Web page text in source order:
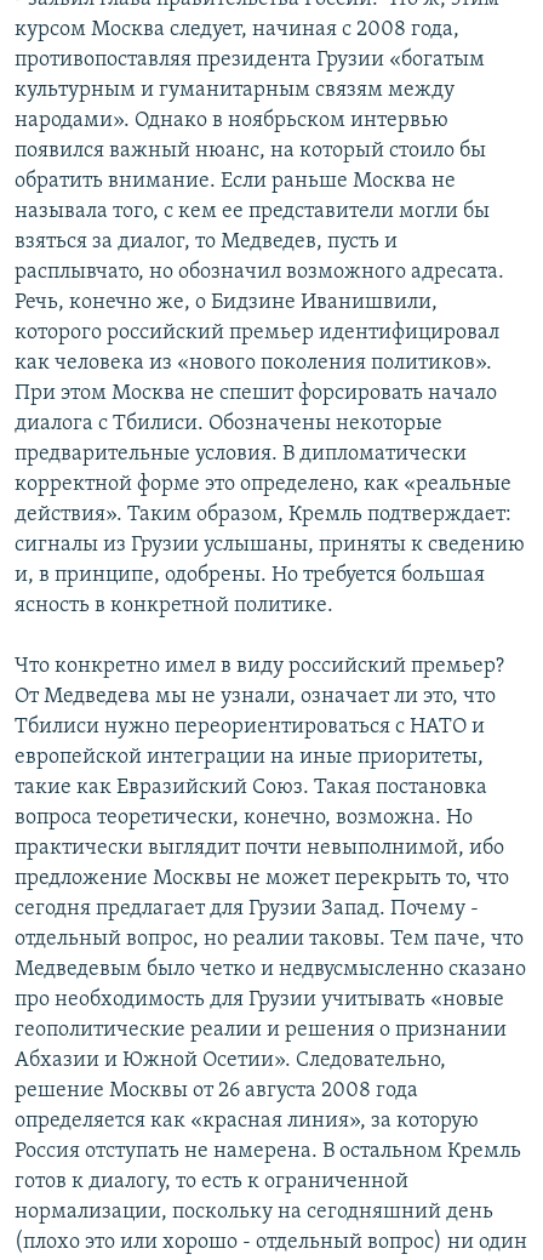
курсом Москва следует, начиная с 2008 года,
противопоставляя президента Грузии «богатым
культурным и гуманитарным связям между
народами». Однако в ноябрьском интервью
появился важный нюанс, на который стоило бы
обратить внимание. Если раньше Москва не
называла того, с кем ее представители могли бы
взяться за диалог, то Медведев, пусть и
расплывчато, но обозначил возможного адресата.
Речь, конечно же, о Бидзине Иванишвили,
которого российский премьер идентифицировал
как человека из «нового поколения политиков».
При этом Москва не спешит форсировать начало
диалога с Тбилиси. Обозначены некоторые
предварительные условия. В дипломатически
корректной форме это определено, как «реальные
действия». Таким образом, Кремль подтверждает:
сигналы из Грузии услышаны, приняты к сведению
и, в принципе, одобрены. Но требуется большая
ясность в конкретной политике.
Что конкретно имел в виду российский премьер?
От Медведева мы не узнали, означает ли это, что
Тбилиси нужно переориентироваться с НАТО и
европейской интеграции на иные приоритеты,
такие как Евразийский Союз. Такая постановка
вопроса теоретически, конечно, возможна. Но
практически выглядит почти невыполнимой, ибо
предложение Москвы не может перекрыть то, что
сегодня предлагает для Грузии Запад. Почему -
отдельный вопрос, но реалии таковы. Тем паче, что
Медведевым было четко и недвусмысленно сказано
про необходимость для Грузии учитывать «новые
геополитические реалии и решения о признании
Абхазии и Южной Осетии». Следовательно,
решение Москвы от 26 августа 2008 года
определяется как «красная линия», за которую
Россия отступать не намерена. В остальном Кремль
готов к диалогу, то есть к ограниченной
нормализации, поскольку на сегодняшний день
(плохо это или хорошо - отдельный вопрос) ни один